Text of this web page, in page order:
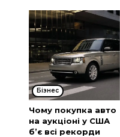
Бізнес
Чому покупка авто
на аукціоні у США
б’є всі рекорди